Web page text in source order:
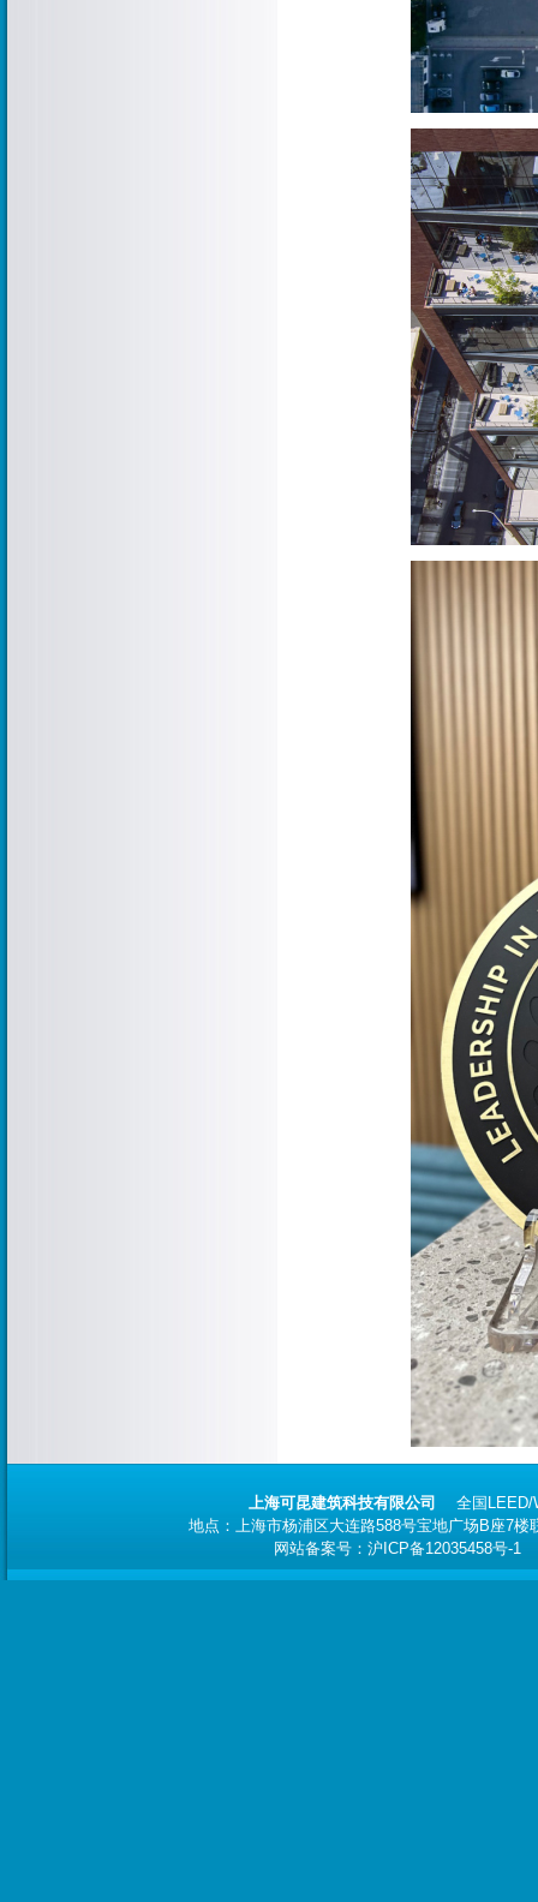
上海可昆建筑科技有限公司 全国 LEED/
地点：上海市杨浦区大连路588号宝地广场B座7
网站备案号： 沪ICP备12035458号-1